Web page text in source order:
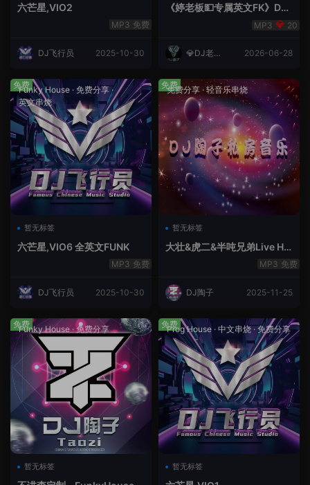
六芒星,VIO2
免费
DJ飞行员 2025-10-30
《婷老板💵专属英文FK》DJ
20
💎DJ老王
2026-06-28
Funky House · 免费分享·
英文串烧
暂无标签
六芒星,VIO6 全英文FUNK
免费
DJ飞行员 2025-10-30
免费 免费分享 ·轻音乐串烧
暂无标签
大壮&虎二&半吨兄弟Live Ho
免费
DJ陶子 2025-11-25
免费
Funky House·免费分享
暂无标签
免费 Prog House · 中文串烧·免费分享
暂无标签
免费